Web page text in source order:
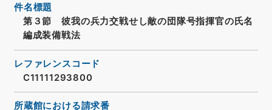
件名標題
第３節 彼我の兵力交戦せし敵の団隊号指揮官の氏名
編成装備戦法
レファレンスコード
C11111293800
所蔵館における請求番